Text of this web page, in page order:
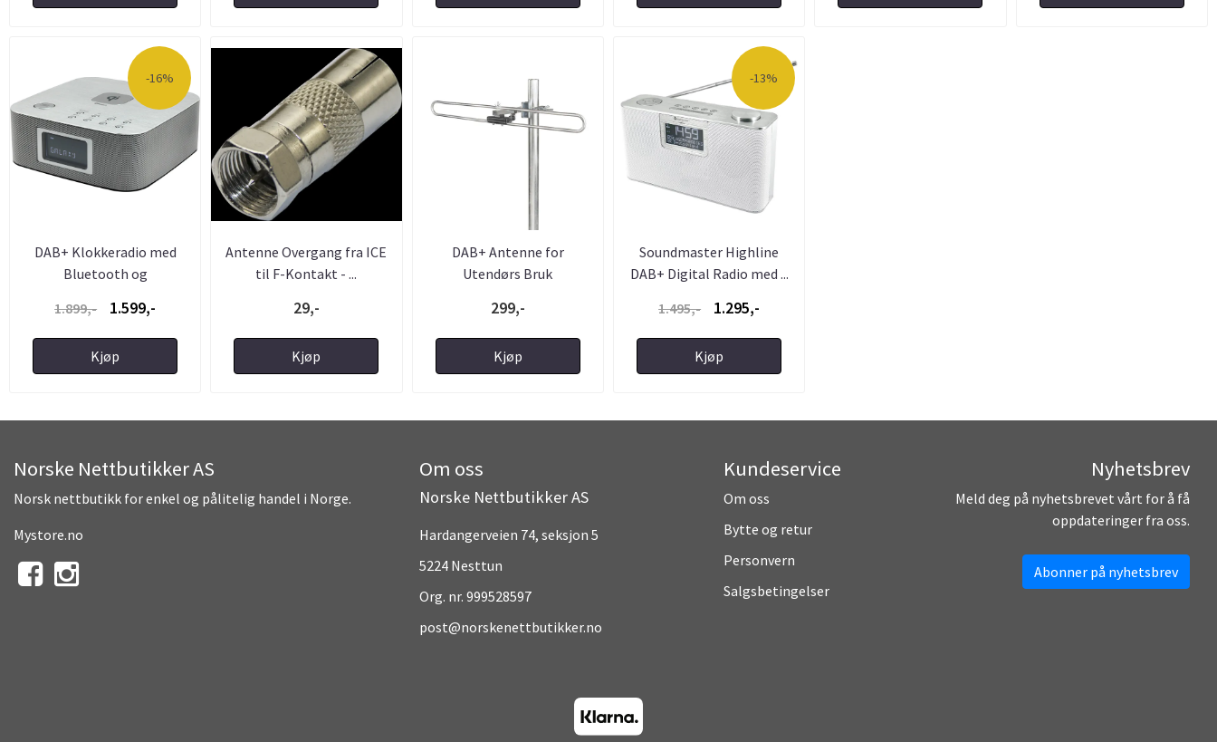
-16%
DAB+ Klokkeradio med
Bluetooth og
1.899,- 1.599,-
Kjøp
Antenne Overgang fra ICE
til F-Kontakt - ...
29,-
Kjøp
DAB+ Antenne for
Utendørs Bruk
299,-
Kjøp
-13%
Soundmaster Highline
DAB+ Digital Radio med ...
1.495,-
1.295,-
Kjøp
Norske Nettbutikker AS
Norsk nettbutikk for enkel og pålitelig handel i Norge.
Mystore.no
Om oss
Norske Nettbutikker AS
Hardangerveien 74, seksjon 5
5224 Nesttun
Org. nr. 999528597
post@norskenettbutikker.no
Kundeservice
Om oss
Bytte og retur
Personvern
Salgsbetingelser
Nyhetsbrev
Meld deg på nyhetsbrevet vårt for å få
oppdateringer fra oss.
Abonner på nyhetsbrev